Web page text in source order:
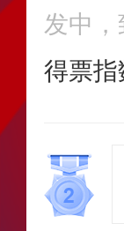
发中
得票指